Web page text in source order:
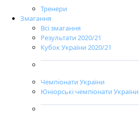
Тренери
Змагання
Всі змагання
Результати 2020/21
Кубок України 2020/21
Чемпіонати України
Юніорські чемпіонати України